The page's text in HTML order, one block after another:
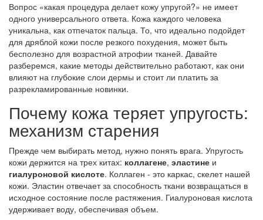
Вопрос «какая процедура делает кожу упругой?» не имеет
одного универсального ответа. Кожа каждого человека
уникальна, как отпечаток пальца. То, что идеально подойдет
для дряблой кожи после резкого похудения, может быть
бесполезно для возрастной атрофии тканей. Давайте
разберемся, какие методы действительно работают, как они
влияют на глубокие слои дермы и стоит ли платить за
разрекламированные новинки.
Почему кожа теряет упругость:
механизм старения
Прежде чем выбирать метод, нужно понять врага. Упругость
кожи держится на трех китах: коллагене, эластине и
гиалуроновой кислоте. Коллаген - это каркас, скелет нашей
кожи. Эластин отвечает за способность ткани возвращаться в
исходное состояние после растяжения. Гиалуроновая кислота
удерживает воду, обеспечивая объем.